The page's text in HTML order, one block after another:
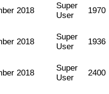
2018
Super
User
1970
2018
Super
User
1936
2018
Super
User
2400